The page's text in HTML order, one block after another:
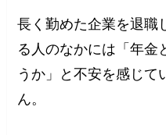
長く勤めた企業を退職
る人のなかには「年金
うか」と不安を感じて
ん。